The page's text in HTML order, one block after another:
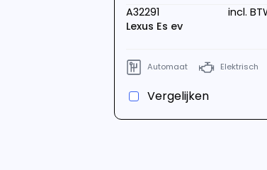
A32291
incl.
Lexus Es ev
Automaat Elektrisch
Vergelijken